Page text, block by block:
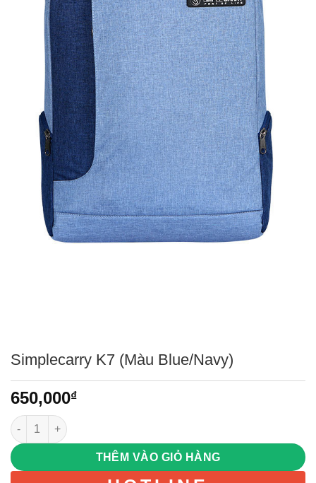
Simplecarry K7 (Màu Blue/Navy)
650,000₫
Simplecarry K7 (Màu Blue/Navy) số lượng
THÊM VÀO GIỎ HÀNG